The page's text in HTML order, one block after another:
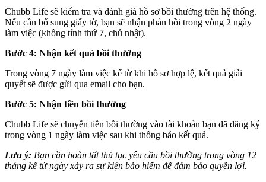
Chubb Life sẽ kiểm tra và đánh giá hồ sơ bồi thường trên hệ thống.
Nếu cần bổ sung giấy tờ, bạn sẽ nhận phản hồi trong vòng 2 ngày
làm việc (không tính thứ 7, chủ nhật).
Bước 4: Nhận kết quả bồi thường
Trong vòng 7 ngày làm việc kể từ khi hồ sơ hợp lệ, kết quả giải
quyết sẽ được gửi qua email cho bạn.
Bước 5: Nhận tiền bồi thường
Chubb Life sẽ chuyển tiền bồi thường vào tài khoản bạn đã đăng ký
trong vòng 1 ngày làm việc sau khi thông báo kết quả.
Lưu ý: Bạn cần hoàn tất thủ tục yêu cầu bồi thường trong vòng 12
tháng kể từ ngày xảy ra sự kiện bảo hiểm để đảm bảo quyền lợi.